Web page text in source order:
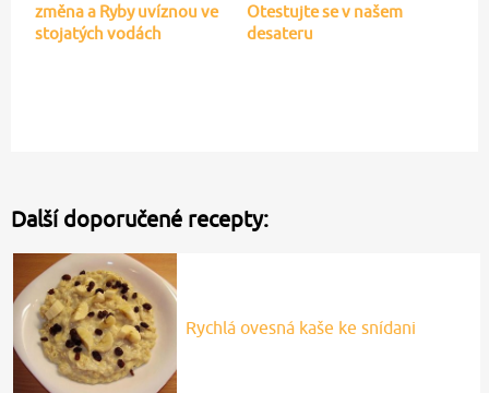
změna a Ryby uvíznou ve
stojatých vodách
Otestujte se v našem
desateru
Další doporučené recepty:
Rychlá ovesná kaše ke snídani